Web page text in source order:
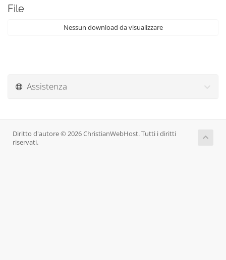
File
Nessun download da visualizzare
Assistenza
Diritto d'autore © 2026 ChristianWebHost. Tutti i diritti
riservati.